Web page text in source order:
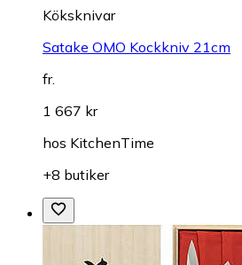
Köksknivar
Satake OMO Kockkniv 21cm
fr.
1 667 kr
hos KitchenTime
+8 butiker